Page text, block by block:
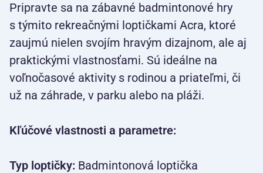
Pripravte sa na zábavné badmintonové hry
s týmito rekreačnými loptičkami Acra, ktoré
zaujmú nielen svojím hravým dizajnom, ale aj
praktickými vlastnosťami. Sú ideálne na
voľnočasové aktivity s rodinou a priateľmi, či
už na záhrade, v parku alebo na pláži.
Kľúčové vlastnosti a parametre:
Typ loptičky: Badmintonová loptička